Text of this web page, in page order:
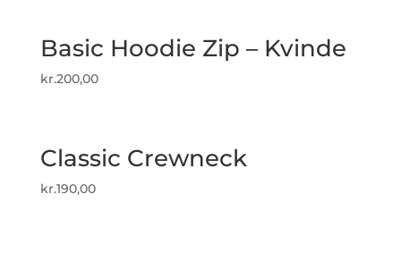
Basic Hoodie Zip – Kvinde
kr.200,00
Classic Crewneck
kr.190,00